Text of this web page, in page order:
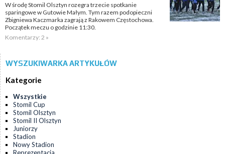
W środę Stomil Olsztyn rozegra trzecie spotkanie
sparingowe w Gutowie Małym. Tym razem podopieczni
Zbigniewa Kaczmarka zagrają z Rakowem Częstochowa.
Początek meczu o godzinie 11:30.
Komentarzy: 2 »
WYSZUKIWARKA ARTYKUŁÓW
Kategorie
Wszystkie
Stomil Cup
Stomil Olsztyn
Stomil II Olsztyn
Juniorzy
Stadion
Nowy Stadion